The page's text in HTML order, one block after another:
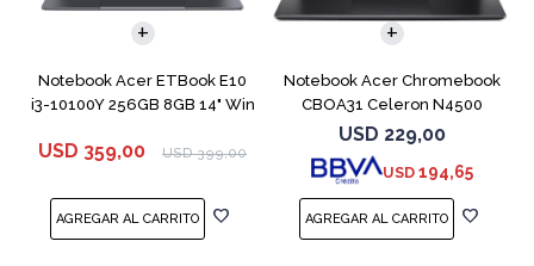
Notebook Acer ETBook E10
i3-10100Y 256GB 8GB 14" Win
USD 359,00 USD 399,00
Notebook Acer Chromebook
CBOA31 Celeron N4500
64GB 4GB 11.6"
USD 229,00
USD 194,65